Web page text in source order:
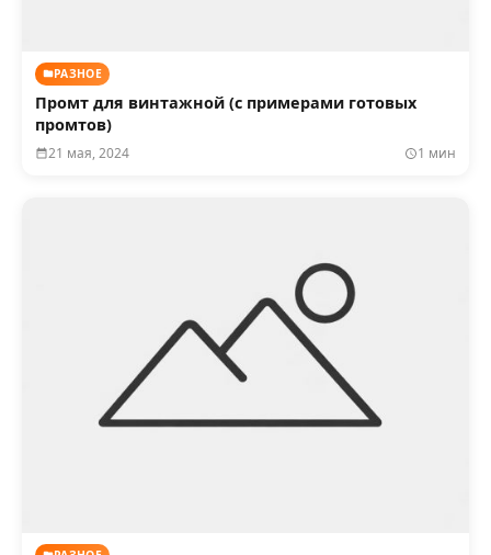
РАЗНОЕ
Промт для винтажной (с примерами готовых
промтов)
21 мая, 2024 1 мин